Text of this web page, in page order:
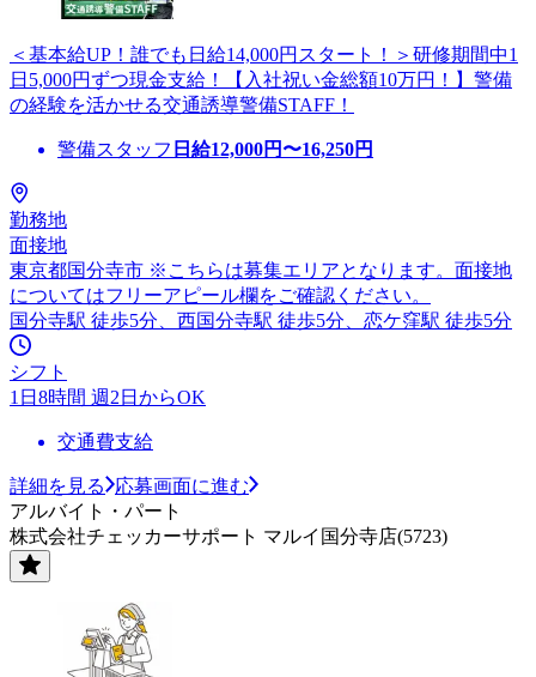
＜基本給UP！誰でも日給14,000円スタート！＞研修期間中1
日5,000円ずつ現金支給！【入社祝い金総額10万円！】警備
の経験を活かせる交通誘導警備STAFF！
警備スタッフ 日給12,000円〜16,250円
勤務地
面接地
東京都国分寺市 ※こちらは募集エリアとなります。面接地
についてはフリーアピール欄をご確認ください。
国分寺駅 徒歩5分、西国分寺駅 徒歩5分、恋ケ窪駅 徒歩5分
シフト
1日8時間 週2日からOK
交通費支給
詳細を見る
応募画面に進む
アルバイト・パート
株式会社チェッカーサポート マルイ国分寺店(5723)